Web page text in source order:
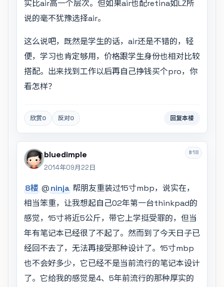
实比air高一个层次。但如果air也配retina如LZ所
说的毫不犹豫选择air。
这么说吧，既然是学生的话，air还是不错的，轻
便，学习也肯定够用，价格跟学生身份也相对比较
搭配。出来找到工作以后再自己挣钱买个pro，你
看怎样？
欣赏0 反对0 回复本楼
#18
bluedimple
2014年09月22日
8楼 @ninja 帮朋友重装过15寸mbp，说实在，
相当笨重，让我想起自己02年第一台thinkpad的
感觉，15寸将近5公斤，带它上学挺受罪的，但当
年有笔记本已经很了不起了。然而到了今天日子已
经回不去了，无法再接受那种设计了。15寸mbp
也不会好多少，它已经不是当前流行的笔记本设计
了。它给我的感觉是4、5年前流行的那种厚实的